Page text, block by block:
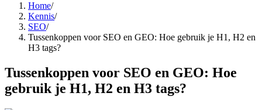
Home/
Kennis/
SEO/
Tussenkoppen voor SEO en GEO: Hoe gebruik je H1, H2 en
H3 tags?
Tussenkoppen voor SEO en GEO: Hoe
gebruik je H1, H2 en H3 tags?